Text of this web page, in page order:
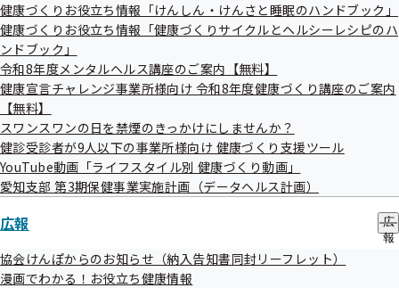
サ
ブ
ー
健康づくりお役立ち情報「けんしん・けんさと睡眠のハンドブック」
健康づくりお役立ち情報「健康づくりサイクルとヘルシーレシピのハ
ンドブック」
令和8年度メンタルヘルス講座のご案内【無料】
健康宣言チャレンジ事業所様向け 令和8年度健康づくり講座のご案内
【無料】
スワンスワンの日を禁煙のきっかけにしませんか？
健診受診者が9人以下の事業所様向け 健康づくり支援ツール
YouTube動画「ライフスタイル別 健康づくり動画」
愛知支部 第3期保健事業実施計画（データヘルス計画）
広報
広
報
協会けんぽからのお知らせ（納入告知書同封リーフレット）
漫画でわかる！お役立ち健康情報
委託事業者
東京ソフトビジネス 株式会社